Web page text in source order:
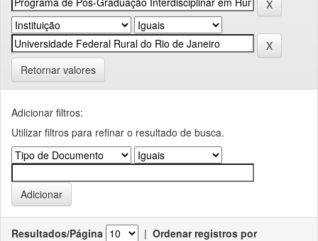
Retornar valores
Adicionar filtros:
Utilizar filtros para refinar o resultado de busca.
Resultados/Página | Ordenar registros por